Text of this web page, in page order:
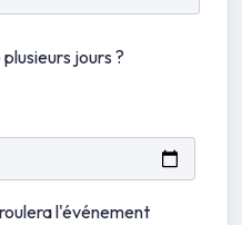
jours ?
l'événement